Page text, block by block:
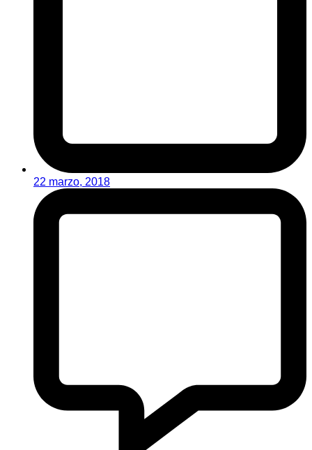
22 marzo, 2018